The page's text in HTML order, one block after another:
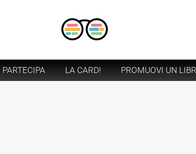
PARTECIPA LA CARD! PROMUOVI UN